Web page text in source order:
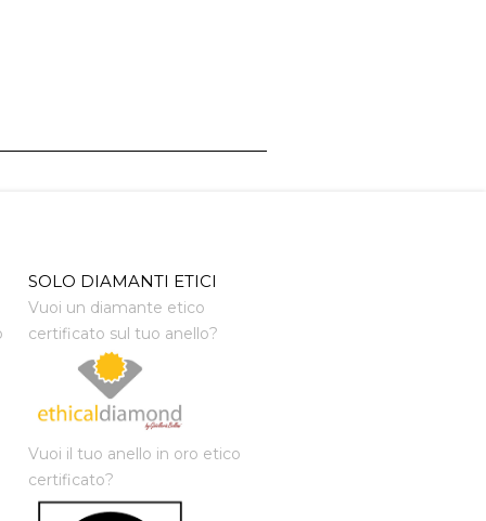
SOLO DIAMANTI ETICI
Vuoi un diamante etico
certificato sul tuo anello?
Vuoi il tuo anello in oro etico
certificato?